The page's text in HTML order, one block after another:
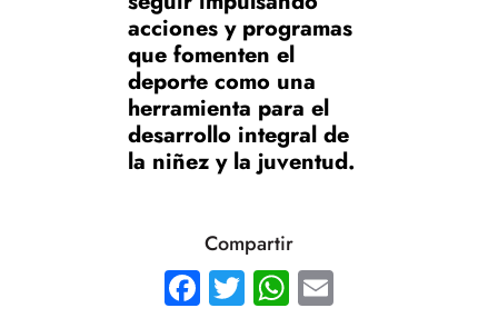
acciones y programas
que fomenten el
deporte como una
herramienta para el
desarrollo integral de
la niñez y la juventud.
Compartir
Facebook
TwitterWhatsApp